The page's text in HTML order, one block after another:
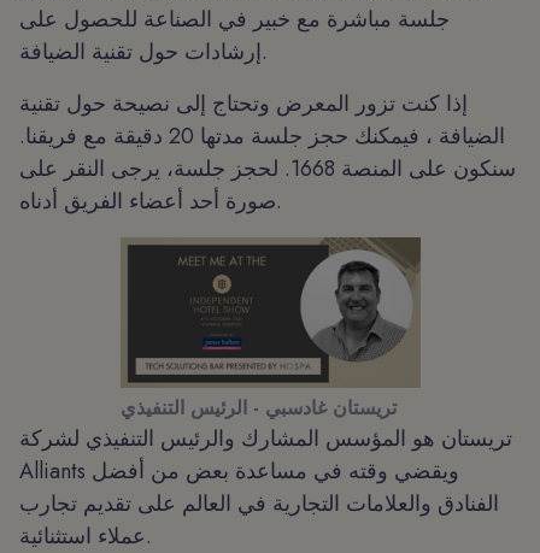
جلسة مباشرة مع خبير في الصناعة للحصول على
إرشادات حول تقنية الضيافة.
إذا كنت تزور المعرض وتحتاج إلى نصيحة حول تقنية
الضيافة ، فيمكنك حجز جلسة مدتها 20 دقيقة مع فريقنا.
سنكون على المنصة 1668. لحجز جلسة، يرجى النقر على
صورة أحد أعضاء الفريق أدناه.
تريستان غادسبي - الرئيس التنفيذي
تريستان هو المؤسس المشارك والرئيس التنفيذي لشركة
Alliants ويقضي وقته في مساعدة بعض من أفضل
الفنادق والعلامات التجارية في العالم على تقديم تجارب
عملاء استثنائية.